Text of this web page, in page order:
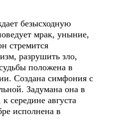
безысходную
мрак, уныние,
стремится
разрушить зло,
положена в
Создана симфония с
Задумана она в
середине августа
исполнена в